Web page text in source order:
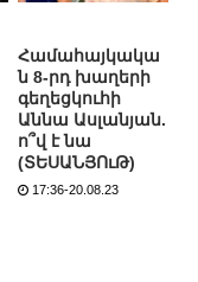
Համահայկակա
ն 8-րդ խաղերի
գեղեցկուհի
Աննա Ասլանյան.
ո՞վ է նա
(ՏԵՍԱՆՅՈւԹ)
17:36-20.08.23